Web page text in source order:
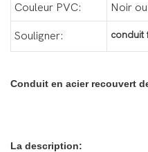
Couleur PVC: Noir
Souligner: conduit
Conduit en acier recouvert
La description: